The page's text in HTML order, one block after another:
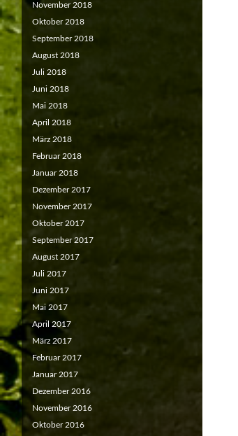
November 2018
Oktober 2018
September 2018
August 2018
Juli 2018
Juni 2018
Mai 2018
April 2018
März 2018
Februar 2018
Januar 2018
Dezember 2017
November 2017
Oktober 2017
September 2017
August 2017
Juli 2017
Juni 2017
Mai 2017
April 2017
März 2017
Februar 2017
Januar 2017
Dezember 2016
November 2016
Oktober 2016